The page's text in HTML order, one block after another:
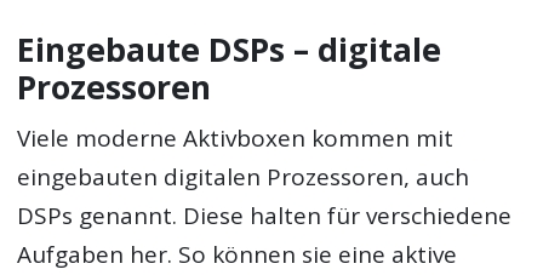
Eingebaute DSPs – digitale
Prozessoren
Viele moderne Aktivboxen kommen mit
eingebauten digitalen Prozessoren, auch
DSPs genannt. Diese halten für verschiedene
Aufgaben her. So können sie eine aktive